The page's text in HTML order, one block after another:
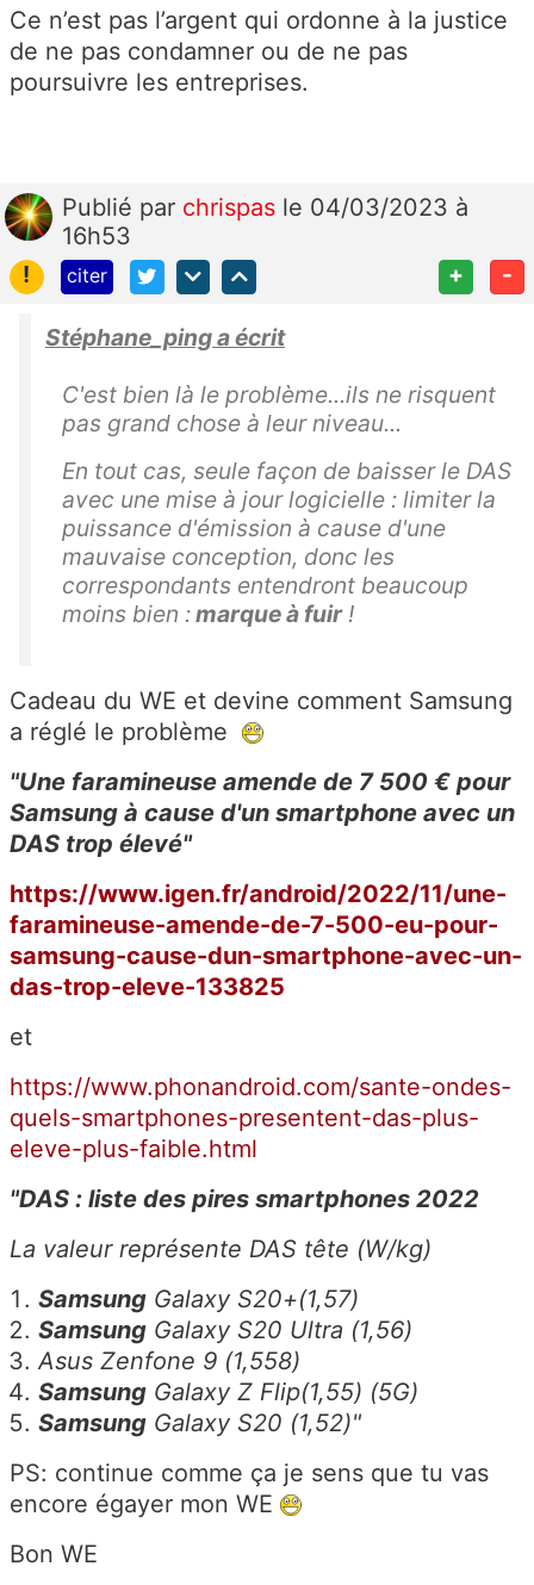
Ce n’est pas l’argent qui ordonne à la justice
de ne pas condamner ou de ne pas
poursuivre les entreprises.
Publié par chrispas le 04/03/2023 à
16h53
!
citer + -
Stéphane_ping a écrit
C'est bien là le problème...ils ne risquent
pas grand chose à leur niveau...
En tout cas, seule façon de baisser le DAS
avec une mise à jour logicielle : limiter la
puissance d'émission à cause d'une
mauvaise conception, donc les
correspondants entendront beaucoup
moins bien :marque à fuir!
Cadeau du WE et devine comment Samsung
a réglé le problème
"Une faramineuse amende de 7 500 € pour
Samsung à cause d'un smartphone avec un
DAS trop élevé"
https://www.igen.fr/android/2022/11/une-
faramineuse-amende-de-7-500-eu-pour-
samsung-cause-dun-smartphone-avec-un-
das-trop-eleve-133825
et
https://www.phonandroid.com/sante-ondes-
quels-smartphones-presentent-das-plus-
eleve-plus-faible.html
"DAS : liste des pires smartphones 2022
La valeur représente DAS tête (W/kg)
Samsung Galaxy S20+(1,57)
Samsung Galaxy S20 Ultra (1,56)
Asus Zenfone 9 (1,558)
Samsung Galaxy Z Flip(1,55) (5G)
Samsung Galaxy S20 (1,52)"
PS: continue comme ça je sens que tu vas
encore égayer mon WE
Bon WE